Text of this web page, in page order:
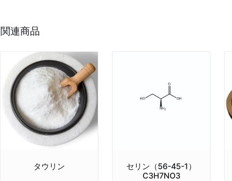
関連商品
タウリン
セリン（56-45-1）
C3H7NO3